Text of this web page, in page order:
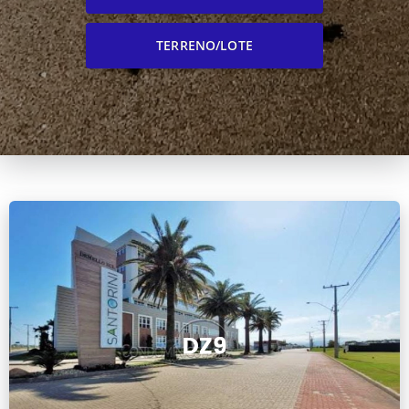
TERRENO/LOTE